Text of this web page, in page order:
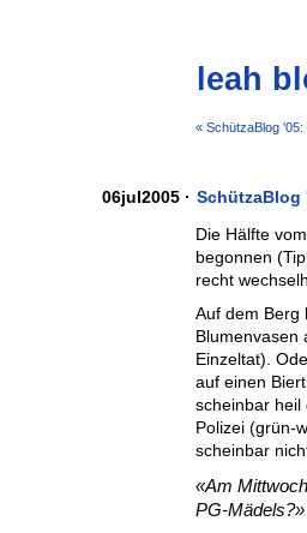
leah
« SchützaBlog
06jul2005 · SchützaBlog
Die Hälfte
begonnen
recht
Auf dem Berg
Blumenvasen
Einzeltat).
auf einen
scheinbar heil
Polizei (grün-
scheinbar
Am
PG-Mädels?